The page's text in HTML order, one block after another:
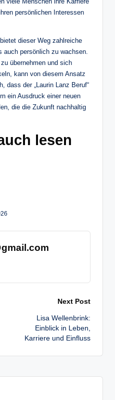
persönlichen Interessen
dieser Weg zahlreiche
auch persönlich zu wachsen.
übernehmen und sich
kann von diesem Ansatz
dass der „Laurin Lanz Beruf“
ein Ausdruck einer neuen
die die Zukunft nachhaltig
lesen
Next Post
Lisa Wellenbrink:
Einblick in Leben,
Karriere und Einfluss